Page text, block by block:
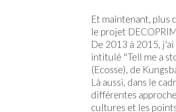
Et maintenant, plus
le projet
De 2013 à 2015,
intitulé "Tell me a
(Ecosse), de
Là aussi, dans le
différentes
cultures et les